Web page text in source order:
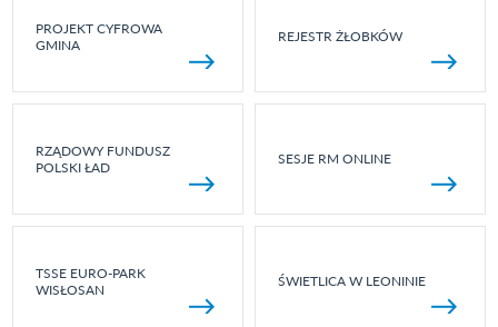
PROJEKT CYFROWA
GMINA
REJESTR ŻŁOBKÓW
RZĄDOWY FUNDUSZ
POLSKI ŁAD
SESJE RM ONLINE
TSSE EURO-PARK
WISŁOSAN
ŚWIETLICA W LEONINIE